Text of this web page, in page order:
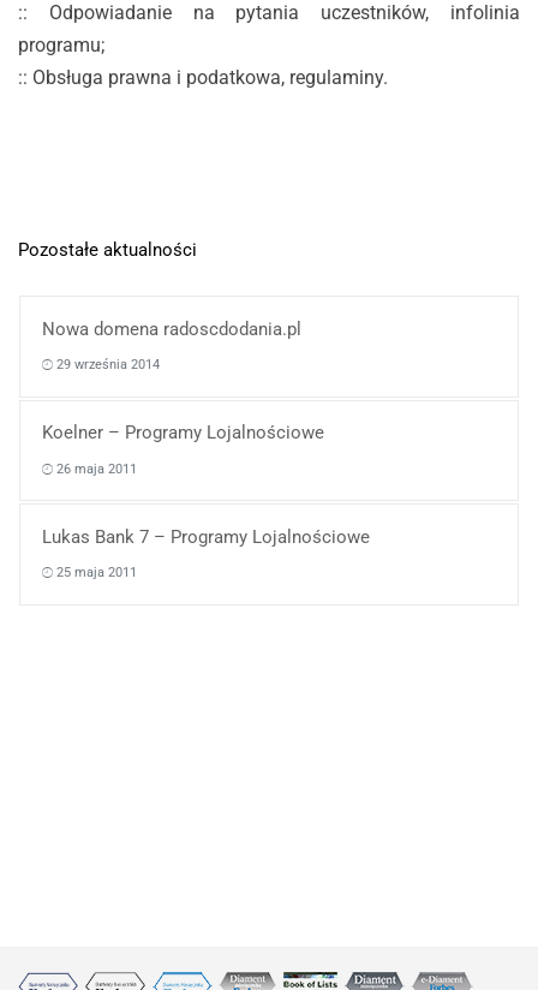
:: Odpowiadanie na pytania uczestników, infolinia
programu;
:: Obsługa prawna i podatkowa, regulaminy.
Pozostałe aktualności
Nowa domena radoscdodania.pl
29 września 2014
Koelner – Programy Lojalnościowe
26 maja 2011
Lukas Bank 7 – Programy Lojalnościowe
25 maja 2011